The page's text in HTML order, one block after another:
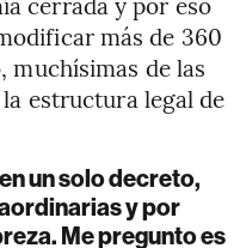
más de 360
muchísimas de las
estructura legal de
un solo decreto,
y por
Me pregunto es